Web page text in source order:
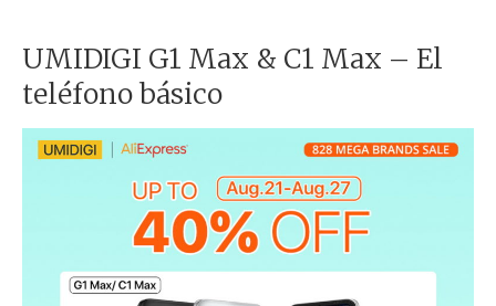
UMIDIGI G1 Max & C1 Max – El
teléfono básico